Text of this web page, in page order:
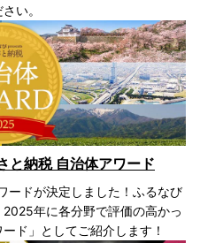
い。
と納税 自治体アワード
ードが決定しました！ふるなび
年に各分野で評価の高かっ
ド」としてご紹介します！